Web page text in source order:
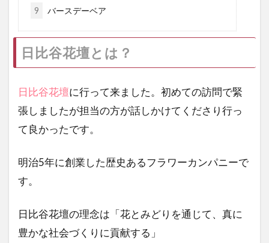
9 バースデーベア
日比谷花壇とは？
日比谷花壇に行って来ました。初めての訪問で緊
張しましたが担当の方が話しかけてくださり行っ
て良かったです。
明治5年に創業した歴史あるフラワーカンパニーで
す。
日比谷花壇の理念は「花とみどりを通じて、真に
豊かな社会づくりに貢献する」